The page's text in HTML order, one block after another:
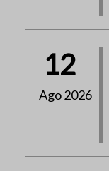
12
Ago 2026